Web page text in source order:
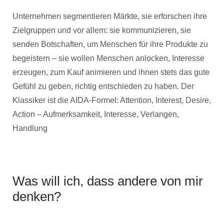
Unternehmen segmentieren Märkte, sie erforschen ihre
Zielgruppen und vor allem: sie kommunizieren, sie
senden Botschaften, um Menschen für ihre Produkte zu
begeistern – sie wollen Menschen anlocken, Interesse
erzeugen, zum Kauf animieren und ihnen stets das gute
Gefühl zu geben, richtig entschieden zu haben. Der
Klassiker ist die AIDA-Formel: Attention, Interest, Desire,
Action – Aufmerksamkeit, Interesse, Verlangen,
Handlung
Was will ich, dass andere von mir
denken?